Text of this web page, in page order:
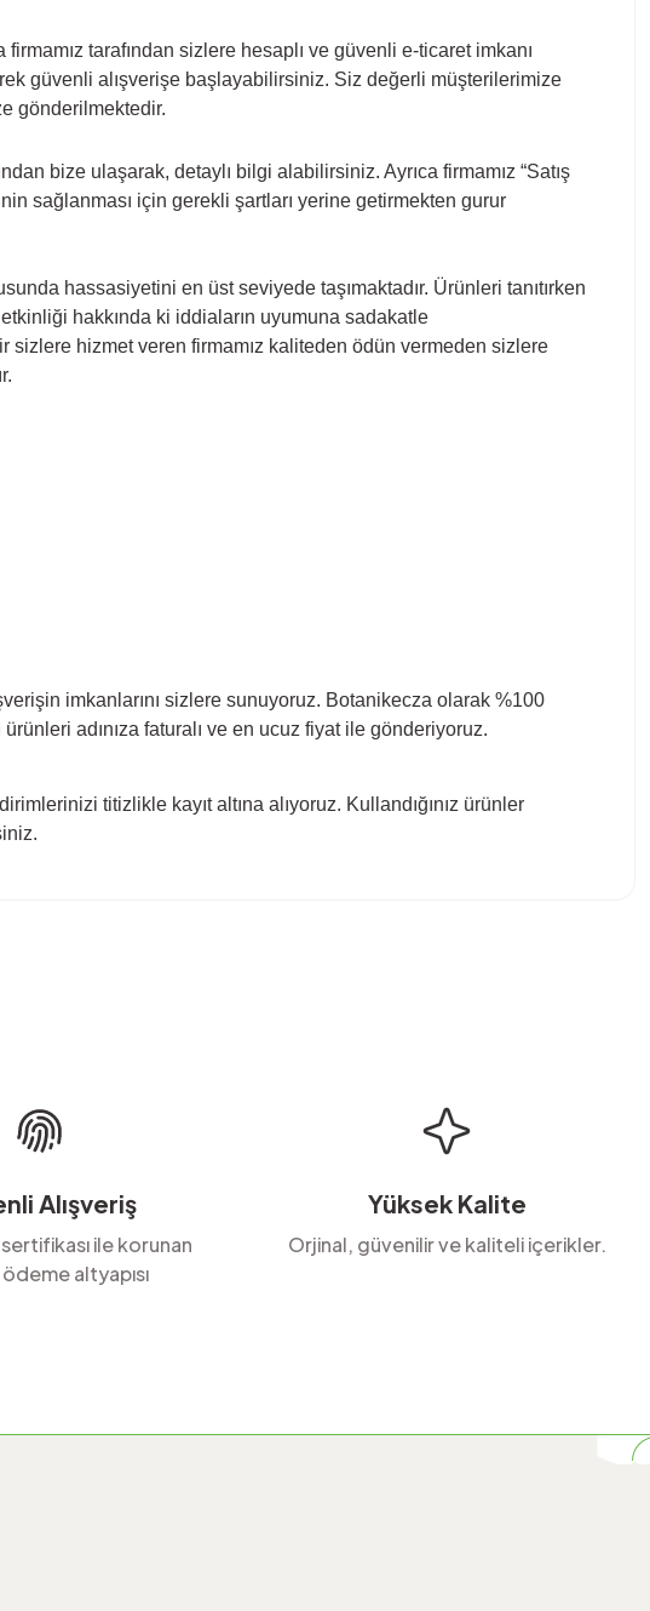
tarafından sizlere hesaplı ve güvenli e-ticaret imkanı
güvenli alışverişe başlayabilirsiniz. Siz değerli müşterilerimize
gönderilmektedir.
bize ulaşarak, detaylı bilgi alabilirsiniz. Ayrıca firmamız “Satış
sağlanması için gerekli şartları yerine getirmekten gurur
hassasiyetini en üst seviyede taşımaktadır. Ürünleri tanıtırken
etkinliği hakkında ki iddiaların uyumuna sadakatle
sizlere hizmet veren firmamız kaliteden ödün vermeden sizlere
imkanlarını sizlere sunuyoruz. Botanikecza olarak %100
adınıza faturalı ve en ucuz fiyat ile gönderiyoruz.
titizlikle kayıt altına alıyoruz. Kullandığınız ürünler
Alışveriş
ile korunan
altyapısı
Yüksek Kalite
Orjinal, güvenilir ve kaliteli içerikler.